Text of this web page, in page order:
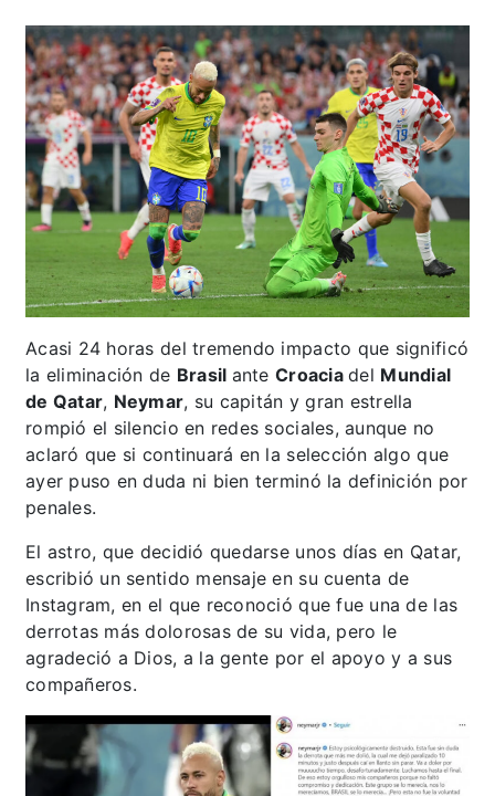
Acasi 24 horas del tremendo impacto que significó
la eliminación de Brasil anteCroaciadel Mundial
de Qatar, Neymar, su capitán y gran estrella
rompió el silencio en redes sociales, aunque no
aclaró que si continuará en la selección algo que
ayer puso en duda ni bien terminó la definición por
penales.
El astro, que decidió quedarse unos días en Qatar,
escribió un sentido mensaje en su cuenta de
Instagram, en el que reconoció que fue una de las
derrotas más dolorosas de su vida, pero le
agradeció a Dios, a la gente por el apoyo y a sus
compañeros.